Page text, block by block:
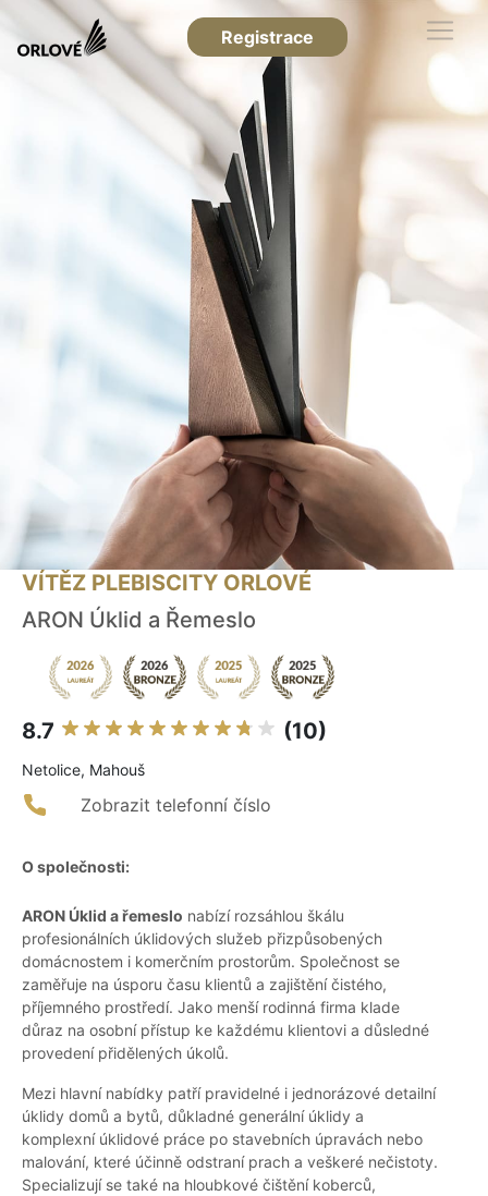
Registrace
VÍTĚZ PLEBISCITY ORLOVÉ
ARON Úklid a Řemeslo
8.7 (10)
Netolice, Mahouš
Zobrazit telefonní číslo
O společnosti:
ARON Úklid a řemeslo nabízí rozsáhlou škálu
profesionálních úklidových služeb přizpůsobených
domácnostem i komerčním prostorům. Společnost se
zaměřuje na úsporu času klientů a zajištění čistého,
příjemného prostředí. Jako menší rodinná firma klade
důraz na osobní přístup ke každému klientovi a důsledné
provedení přidělených úkolů.
Mezi hlavní nabídky patří pravidelné i jednorázové detailní
úklidy domů a bytů, důkladné generální úklidy a
komplexní úklidové práce po stavebních úpravách nebo
malování, které účinně odstraní prach a veškeré nečistoty.
Specializují se také na hloubkové čištění koberců,